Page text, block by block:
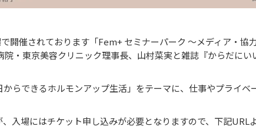
開催されております「Fem+ セミナーパーク ～メディア・協
・東京美容クリニック理事長、山村菜実と雑誌『からだに
からできるホルモンアップ生活」をテーマに、仕事やプライ
入場にはチケット申し込みが必要となりますので、下記URL